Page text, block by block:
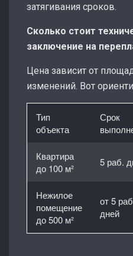
затягивания сроков.
Сколько стоит
заключение на
Цена зависит от
изменений. Вот
Тип
объекта
Срок
Квартира
до 100 м²
5 раб.
Нежилое
помещение
до 500 м²
от 5
дней